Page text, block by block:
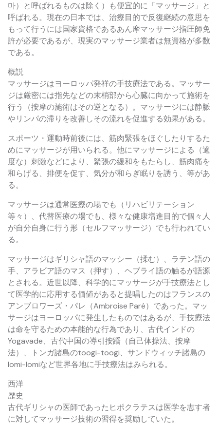
마）と呼ばれるものは除く）も便宜的に「マッサージ」と
呼ばれる。現在の日本では、治療目的で反復継続の意思を
もって行うには国家資格であるあん摩マッサージ指圧師免
許が必要であるが、現実のマッサージ業者は無資格が多数
である。
概説
マッサージはヨーロッパ発祥の手技療法である。マッサー
ジは厳密には指先などの末梢部から心臓に向かって施術を
行う（按摩の施術はその逆となる）。マッサージには静脈
やリンパの滞りを改善しその流れを促進する効果がある。
スポーツ・運動時前後には、筋肉緊張をほぐしたりするた
めにマッサージが用いられる。他にマッサージによる（適
度な）刺激などにより、緊張の緩和をもたらし、筋肉痛を
和らげる、排便を促す、気分が和らぎ眠りを誘う、等があ
る。
マッサージは通常医療の場でも（リハビリテーション
等々）、代替医療の場でも、様々な健康増進目的で個々人
が自分自身に行う形（セルフマッサージ）でも行われてい
る。
マッサージはギリシャ語のマッシー（揉む）、ラテン語の
手、アラビア語のマス（押す）、ヘブライ語の触るが語源
とされる。近世以降、科学的にマッサージが手技療法とし
て医学的に応用する価値があると提唱したのはフランスの
アンブロワーズ・パレ（Ambroise Paré）であった。マッ
サージはヨーロッパに発生したものではあるが、手技療法
は命を守るための本能的な行為であり、古代インドの
Yogavade、古代中国の導引按蹻（自己体操法、按摩
法）、トンガ諸島のtoogi-toogi、サンドウィッチ諸島の
lomi-lomiなど世界各地に手技療法はみられる。
西洋
歴史
古代ギリシャの医師であったヒポクラテスは医学を志す者
に対してマッサージ技術の習得を奨励していた。